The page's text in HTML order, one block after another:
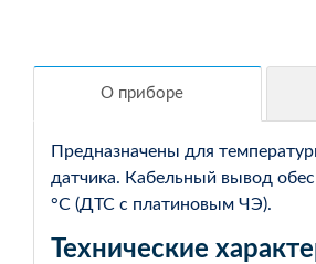
Предназначены для
датчика. Кабельный вывод
°С (ДТС с платиновым ЧЭ).
Технические